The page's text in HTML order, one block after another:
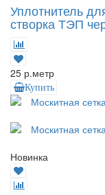
Уплотнитель
створка ТЭП
25 р.метр
Купить
Новинка